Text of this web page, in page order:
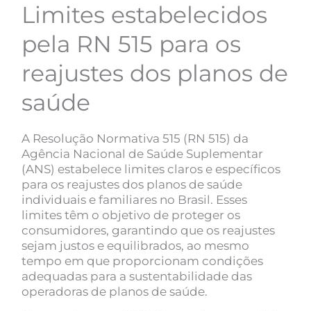
Limites estabelecidos
pela RN 515 para os
reajustes dos planos de
saúde
A Resolução Normativa 515 (RN 515) da
Agência Nacional de Saúde Suplementar
(ANS) estabelece limites claros e específicos
para os reajustes dos planos de saúde
individuais e familiares no Brasil. Esses
limites têm o objetivo de proteger os
consumidores, garantindo que os reajustes
sejam justos e equilibrados, ao mesmo
tempo em que proporcionam condições
adequadas para a sustentabilidade das
operadoras de planos de saúde.